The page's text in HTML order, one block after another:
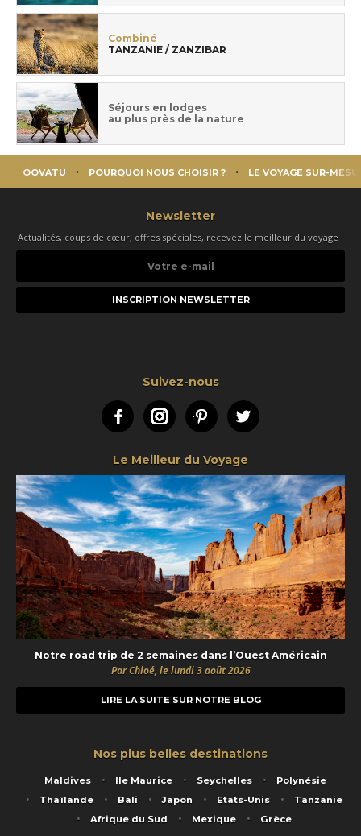
Combiné
TANZANIE / ZANZIBAR
Séjours en lodges
au plus près de la nature
OOVATU POURQUOI NOUS CHOISIR ? LE VOYAGE SUR-
Newsletter
Actualités, coups de cœur, offres spéciales, recevez le meilleur du voyage :
e-
Suivez-nous
FacebookInstagramPinterestTwitter
Le Meilleur du Voyage
Notre road trip de 2 semaines dans l’Ouest Américain
Par Chloé, le lundi 3 août 2026
LIRE LA SUITE SUR NOTRE BLOG
Nos plus belles destinations
Maldives Ile Maurice Seychelles
Polynésie
Thaïlande
Bali Japon Etats-Unis
Tanzanie
Afrique du Sud
Mexique Grèce